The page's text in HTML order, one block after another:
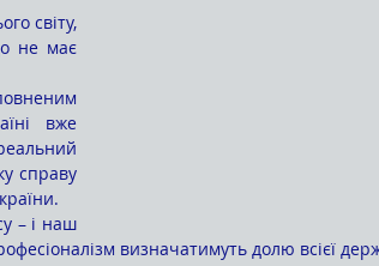
не має
вже
справу
визначатимуть долю всієї